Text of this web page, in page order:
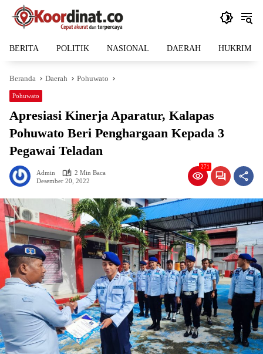
Langsung
BERITA POLITIK NASIONAL DAERAH HUKRIM
Beranda Daerah Pohuwato
Pohuwato
Apresiasi Kinerja Aparatur, Kalapas
Pohuwato Beri Penghargaan Kepada 3
Pegawai Teladan
Admin
2 Min Baca
Desember 20, 2022
271